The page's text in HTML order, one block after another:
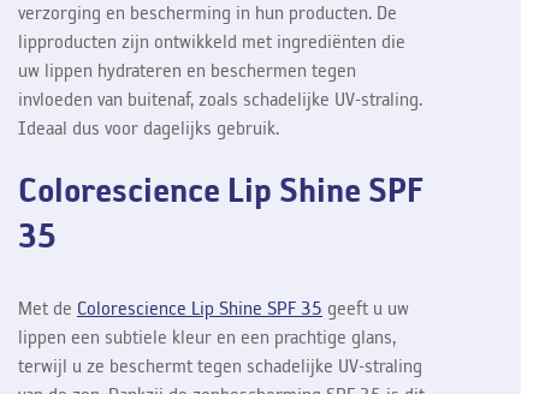
verzorging en bescherming in hun producten. De
lipproducten zijn ontwikkeld met ingrediënten die
uw lippen hydrateren en beschermen tegen
invloeden van buitenaf, zoals schadelijke UV-straling.
Ideaal dus voor dagelijks gebruik.
Colorescience Lip Shine SPF
35
Met de Colorescience Lip Shine SPF 35 geeft u uw
lippen een subtiele kleur en een prachtige glans,
terwijl u ze beschermt tegen schadelijke UV-straling